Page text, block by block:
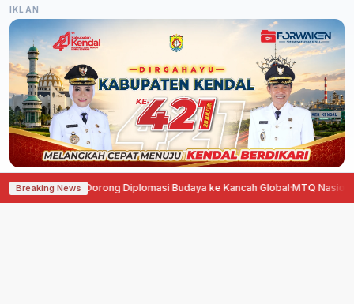
IKLAN
Breaking News
Agustina Dorong Diplomasi Budaya ke Kancah Global·MTQ Nasional